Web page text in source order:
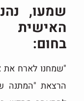
שמעו,
האישית
בחום:
"שמחנו לארח את
הרצאת "המתנה